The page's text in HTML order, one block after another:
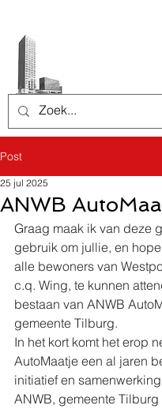
Post
ANWB
25 jul 2025
Graag maak ik van deze
gebruik om jullie, en
alle bewoners van
c.q. Wing, te kunnen
bestaan van ANWB
gemeente Tilburg.
In het kort komt het erop
AutoMaatje een al jaren
initiatief en
ANWB, gemeente Tilburg